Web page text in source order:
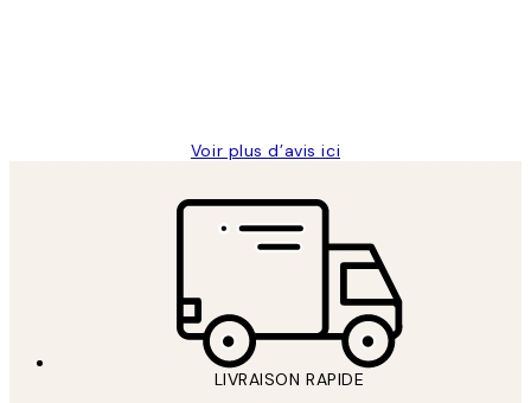
Voir plus d’avis ici
LIVRAISON RAPIDE